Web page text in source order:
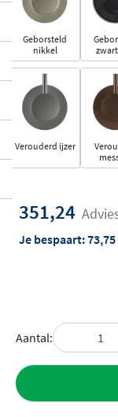
Geborsteld
nikkel
zwart
Verouderd ijzer
351,24
Je bespaart:73,75
Aantal: